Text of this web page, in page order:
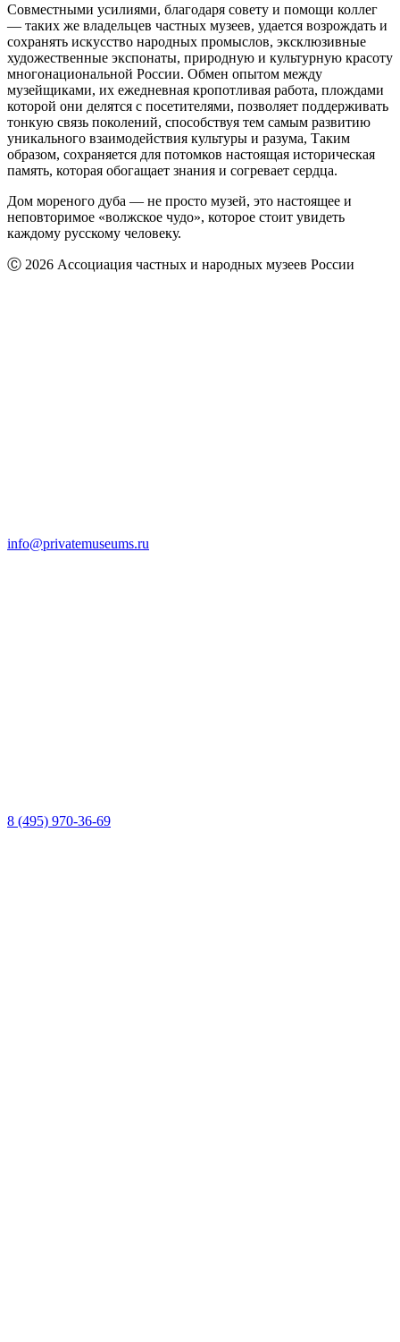
Совместными усилиями, благодаря совету и помощи коллег
— таких же владельцев частных музеев, удается возрождать и
сохранять искусство народных промыслов, эксклюзивные
художественные экспонаты, природную и культурную красоту
многонациональной России. Обмен опытом между
музейщиками, их ежедневная кропотливая работа, плождами
которой они делятся с посетителями, позволяет поддерживать
тонкую связь поколений, способствуя тем самым развитию
уникального взаимодействия культуры и разума, Таким
образом, сохраняется для потомков настоящая историческая
память, которая обогащает знания и согревает сердца.
Дом мореного дуба — не просто музей, это настоящее и
неповторимое «волжское чудо», которое стоит увидеть
каждому русскому человеку.
Ⓒ 2026 Ассоциация частных и народных музеев России
info@privatemuseums.ru
8 (495) 970-36-69